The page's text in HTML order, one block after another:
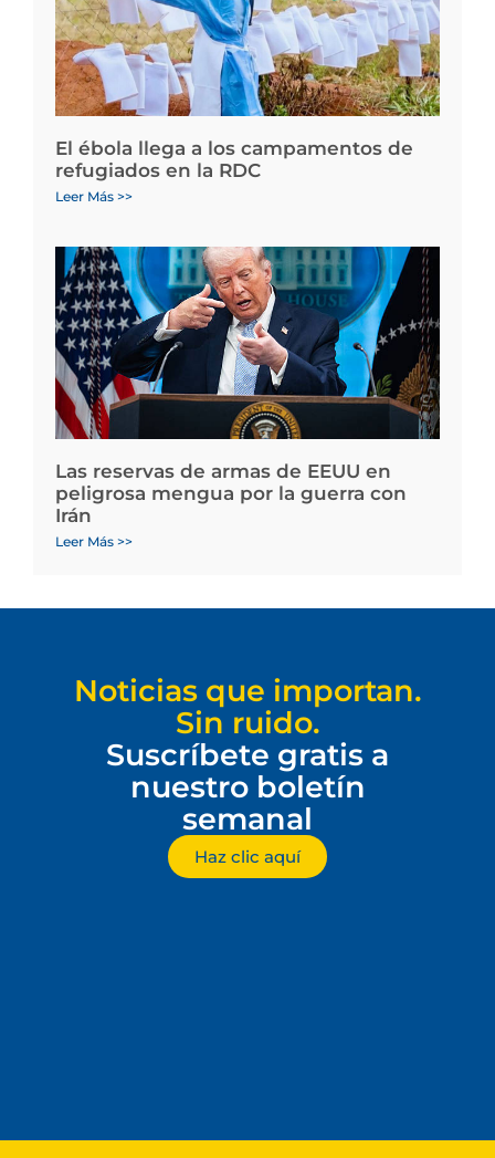
El ébola llega a los campamentos de
refugiados en la RDC
Leer Más >>
Las reservas de armas de EEUU en
peligrosa mengua por la guerra con
Irán
Leer Más >>
Noticias que importan.
Sin ruido.
Suscríbete gratis a
nuestro boletín
semanal
Haz clic aquí